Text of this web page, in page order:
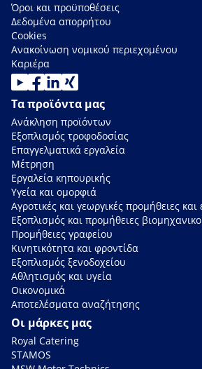
Όροι και προϋποθέσεις
Δεδομένα απορρήτου
Cookies
Ανακοίνωση νομικού περιεχομένου
Καριέρα
Τα προϊόντα μας
Ανάκληση προϊόντων
Εξοπλισμός τροφοδοσίας
Επαγγελματικά εργαλεία
Μέτρηση
Εργαλεία κηπουρικής
Υγεία και ομορφιά
Αγροτικές και γεωργικές προμήθειες και
Εξοπλισμός και προμήθειες
Προμήθειες γραφείου
Κινητικότητα και φροντίδα
Εξοπλισμός ξενοδοχείου
Αθλητισμός και υγεία
Οικονομικά
Αποτελέσματα αναζήτησης
Οι μάρκες μας
Royal Catering
STAMOS